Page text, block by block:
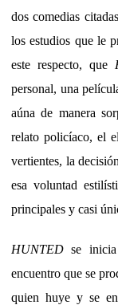
dos comedias
los estudios que le
este respecto, que
personal, una
aúna de manera
relato policíaco, el
vertientes, la
esa voluntad
principales y casi
HUNTED se
encuentro que se
quien huye y se